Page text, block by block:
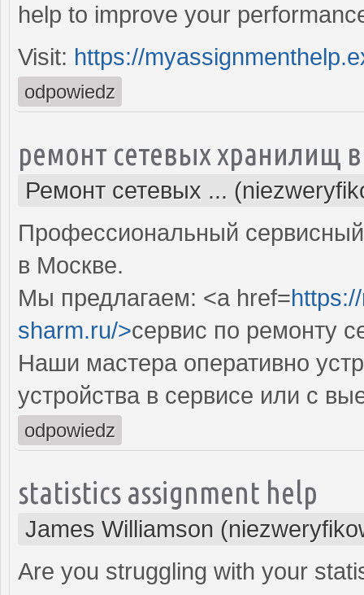
help to improve your
Visit: https://
odpowiedz
ремонт сетевых хранилищ
Ремонт сетевых ...
Профессиональный
в Москве.
Мы предлагаем: <a href=
sharm.ru/>сервис по ремонту
Наши мастера оперативно
устройства в сервисе или с
odpowiedz
statistics assignment help
James Williamson
Are you struggling with your